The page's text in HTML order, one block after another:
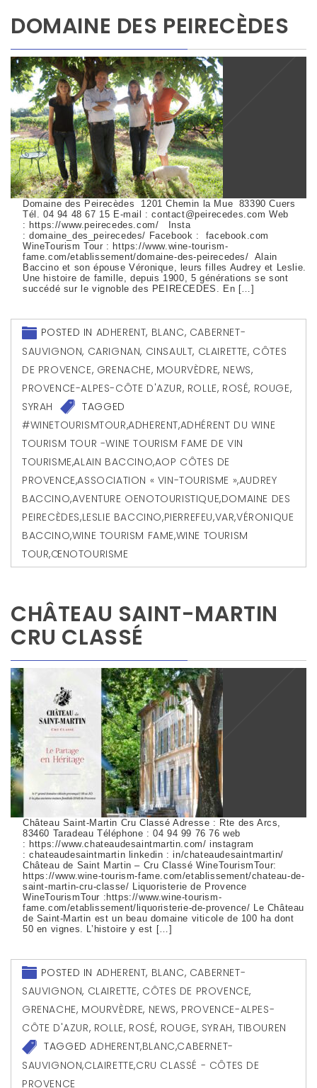
DOMAINE DES PEIRECÈDES
Domaine des Peirecèdes 1201 Chemin la Mue 83390 Cuers
Tél. 04 94 48 67 15 E-mail : contact@peirecedes.com Web
: https://www.peirecedes.com/ Insta
: domaine_des_peirecedes/ Facebook : facebook.com
WineTourism Tour : https://www.wine-tourism-
fame.com/etablissement/domaine-des-peirecedes/ Alain
Baccino et son épouse Véronique, leurs filles Audrey et Leslie.
Une histoire de famille, depuis 1900, 5 générations se sont
succédé sur le vignoble des PEIRECEDES. En […]
POSTED IN ADHERENT, BLANC, CABERNET-
SAUVIGNON, CARIGNAN, CINSAULT, CLAIRETTE, CÔTES
DE PROVENCE, GRENACHE, MOURVÈDRE, NEWS,
PROVENCE-ALPES-CÔTE D'AZUR, ROLLE, ROSÉ, ROUGE,
SYRAH
TAGGED
#WINETOURISMTOUR,ADHERENT,ADHÉRENT DU WINE
TOURISM TOUR -WINE TOURISM FAME DE VIN
TOURISME,ALAIN BACCINO,AOP CÔTES DE
PROVENCE,ASSOCIATION « VIN-TOURISME »,AUDREY
BACCINO,AVENTURE OENOTOURISTIQUE,DOMAINE DES
PEIRECÈDES,LESLIE BACCINO,PIERREFEU,VAR,VÉRONIQUE
BACCINO,WINE TOURISM FAME,WINE TOURISM
TOUR,ŒNOTOURISME
CHÂTEAU SAINT-MARTIN
CRU CLASSÉ
Château Saint-Martin Cru Classé Adresse : Rte des Arcs,
83460 Taradeau Téléphone : 04 94 99 76 76 web
: https://www.chateaudesaintmartin.com/ instagram
: chateaudesaintmartin linkedin : in/chateaudesaintmartin/
Château de Saint Martin – Cru Classé WineTourismTour:
https://www.wine-tourism-fame.com/etablissement/chateau-de-
saint-martin-cru-classe/ Liquoristerie de Provence
WineTourismTour :https://www.wine-tourism-
fame.com/etablissement/liquoristerie-de-provence/ Le Château
de Saint-Martin est un beau domaine viticole de 100 ha dont
50 en vignes. L’histoire y est […]
POSTED IN ADHERENT, BLANC, CABERNET-
SAUVIGNON, CLAIRETTE, CÔTES DE PROVENCE,
GRENACHE, MOURVÈDRE, NEWS, PROVENCE-ALPES-
CÔTE D'AZUR, ROLLE, ROSÉ, ROUGE, SYRAH,TIBOUREN
TAGGEDADHERENT,BLANC,CABERNET-
SAUVIGNON,CLAIRETTE,CRU CLASSÉ - CÔTES DE
PROVENCE